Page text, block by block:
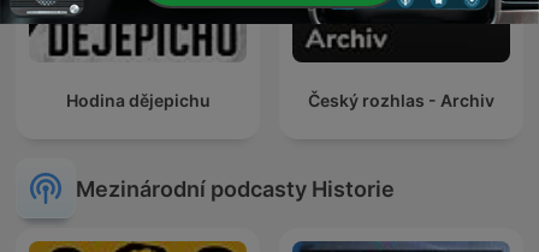
Hodina dějepichu Český rozhlas - Archiv
Mezinárodní podcasty Historie